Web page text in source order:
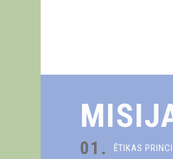
01.
ĒTIKAS